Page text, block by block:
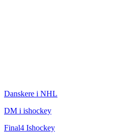
Danskere i NHL
DM i ishockey
Final4 Ishockey